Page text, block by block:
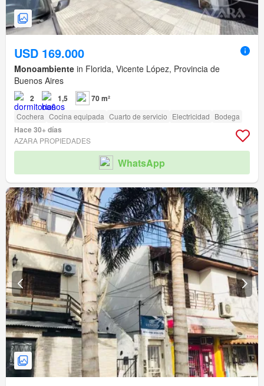
USD 169.000
Monoambiente in Florida, Vicente López, Provincia de
Buenos Aires
2 1,5 70 m²
Cochera Cocina equipada Cuarto de servicio Electricidad Bodega
Hace 30+ días
AZARA PROPIEDADES
WhatsApp